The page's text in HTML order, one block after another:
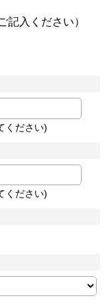
記入ください）
ください)
ください)